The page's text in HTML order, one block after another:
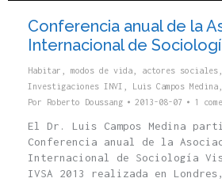
Conferencia anual de la
Internacional de
Habitar, modos de vida, actores sociales
Investigaciones INVI
Luis Campos Medina
Por Roberto Doussang 2013-08-07 1
El Dr. Luis Campos Medina
Conferencia anual de la
Internacional de Sociología
IVSA 2013 realizada en